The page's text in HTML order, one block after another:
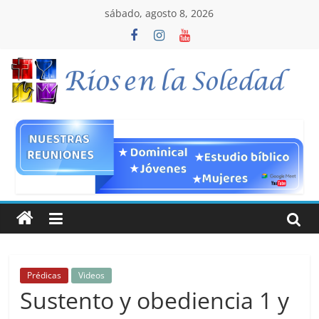
sábado, agosto 8, 2026
ICCC
Rios
en
la
Soledad
Hacemos
parte
Prédicas Videos
Sustento y obediencia 1 y